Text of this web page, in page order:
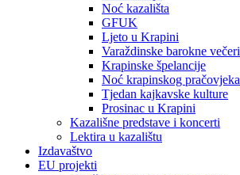
Noć kazališta
GFUK
Ljeto u Krapini
Varaždinske barokne večeri
Krapinske špelancije
Noć krapinskog pračovjeka
Tjedan kajkavske kulture
Prosinac u Krapini
Kazališne predstave i koncerti
Lektira u kazalištu
Izdavaštvo
EU projekti